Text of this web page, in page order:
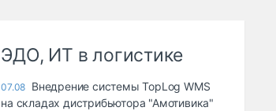
ЭДО, ИТ в логистике
07.08 Внедрение системы TopLog WMS
на складах дистрибьютора "Амотивика"